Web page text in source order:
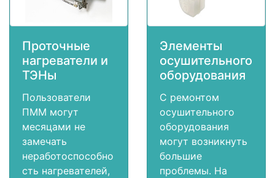
Проточные
нагреватели и
ТЭНы
Пользователи
ПММ могут
месяцами не
замечать
неработоспособно
сть нагревателей,
Элементы
осушительного
оборудования
С ремонтом
осушительного
оборудования
могут возникнуть
большие
проблемы. На